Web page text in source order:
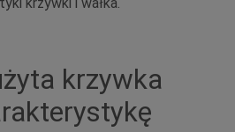
krzywka